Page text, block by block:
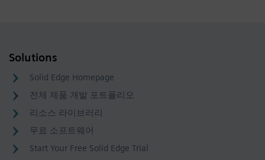
Solutions
Solid Edge Homepage
전체 제품 개발 포트폴리오
리소스 라이브러리
무료 소프트웨어
Start Your Free Solid Edge Trial